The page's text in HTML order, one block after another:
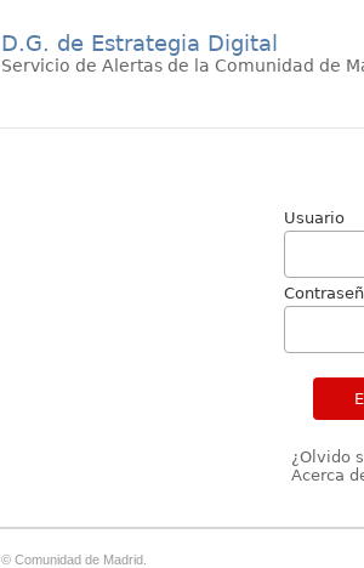
D.G. de Estrategia Digital
Servicio de Alertas de la Comunidad de
Usuario
¿Olvido
Acerca
Comunidad de Madrid.